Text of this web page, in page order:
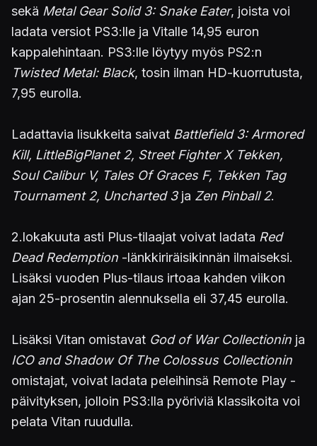
sekä Metal Gear Solid 3: Snake Eater, joista voi
ladata versiot PS3:lle ja Vitalle 14,95 euron
kappalehintaan. PS3:lle löytyy myös PS2:n
Twisted Metal: Black, tosin ilman HD-kuorrutusta,
7,95 eurolla.
Ladattavia lisukkeita saivat Battlefield 3: Armored
Kill, LittleBigPlanet 2, Street Fighter X Tekken,
Soul Calibur V, Tales Of Graces F, Tekken Tag
Tournament 2, Uncharted 3 ja Zen Pinball 2.
2.lokakuuta asti Plus-tilaajat voivat ladata Red
Dead Redemption -länkkiriräisikinnän ilmaiseksi.
Lisäksi vuoden Plus-tilaus irtoaa kahden viikon
ajan 25-prosentin alennuksella eli 37,45 eurolla.
Lisäksi Vitan omistavat God of War Collectionin ja
ICO and Shadow Of The Colossus Collectionin
omistajat, voivat ladata peleihinsä Remote Play -
päivityksen, jolloin PS3:lla pyöriviä klassikoita voi
pelata Vitan ruudulla.